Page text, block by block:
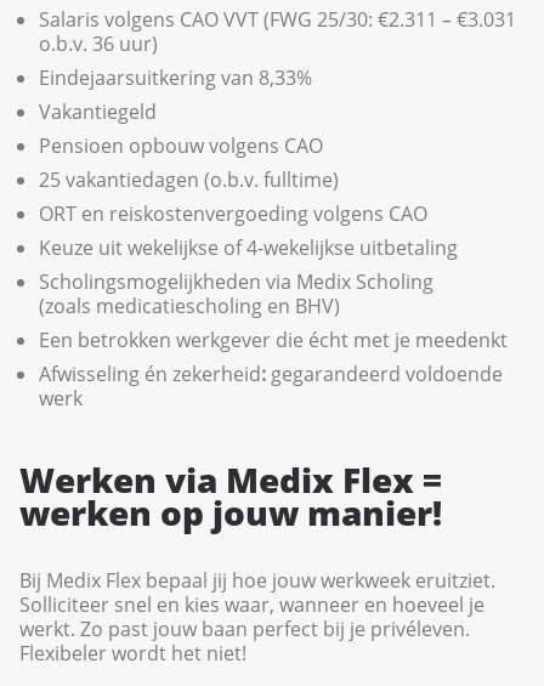
Salaris volgens CAO VVT (FWG 25/30: €2.311 – €3.031
o.b.v. 36 uur)
Eindejaarsuitkering van 8,33%
Vakantiegeld
Pensioen opbouw volgens CAO
25 vakantiedagen (o.b.v. fulltime)
ORT en reiskostenvergoeding volgens CAO
Keuze uit wekelijkse of 4-wekelijkse uitbetaling
Scholingsmogelijkheden via Medix Scholing
(zoals medicatiescholing en BHV)
Een betrokken werkgever die écht met je meedenkt
Afwisseling én zekerheid: gegarandeerd voldoende
werk
Werken via Medix Flex =
werken op jouw manier!
Bij Medix Flex bepaal jij hoe jouw werkweek eruitziet.
Solliciteer snel en kies waar, wanneer en hoeveel je
werkt. Zo past jouw baan perfect bij je privéleven.
Flexibeler wordt het niet!